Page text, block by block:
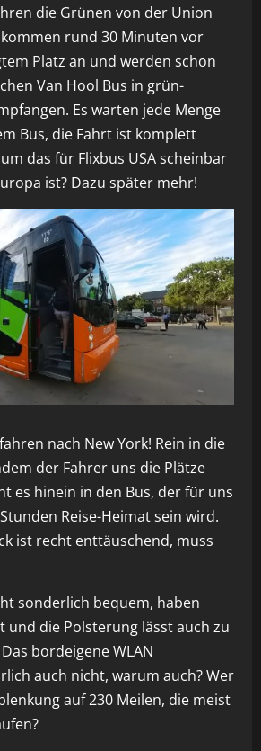
die Grünen von der Union
rund 30 Minuten vor
Platz an und werden schon
Van Hool Bus in grün-
Es warten jede Menge
Bus, die Fahrt ist komplett
das für Flixbus USA scheinbar
ist? Dazu später mehr!
nach New York! Rein in die
der Fahrer uns die Plätze
es hinein in den Bus, der für uns
Reise-Heimat sein wird.
ist recht enttäuschend, muss
sonderlich bequem, haben
und die Polsterung lässt auch zu
bordeigene WLAN
auch nicht, warum auch? Wer
auf 230 Meilen, die meist